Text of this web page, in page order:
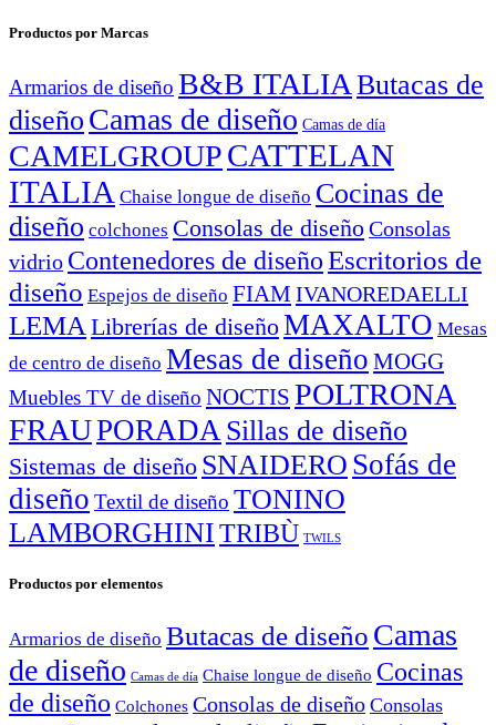
Productos por Marcas
Armarios de diseño B&B ITALIAButacas de
diseño Camas de diseño Camas de día
CAMELGROUPCATTELAN
ITALIA Chaise longue de diseño Cocinas de
diseño colchones Consolas de diseñoConsolas
vidrio Contenedores de diseñoEscritorios de
diseño Espejos de diseño FIAM IVANOREDAELLI
LEMA Librerías de diseñoMAXALTO Mesas
de centro de diseño Mesas de diseño MOGG
Muebles TV de diseño NOCTIS POLTRONA
FRAUPORADASillas de diseño
Sistemas de diseño SNAIDERO Sofás de
diseño Textil de diseño TONINO
LAMBORGHINITRIBÙ TWILS
Productos por elementos
Armarios de diseño Butacas de diseño Camas
de diseño Camas de día Chaise longue de diseño Cocinas
de diseño Colchones Consolas de diseño Consolas